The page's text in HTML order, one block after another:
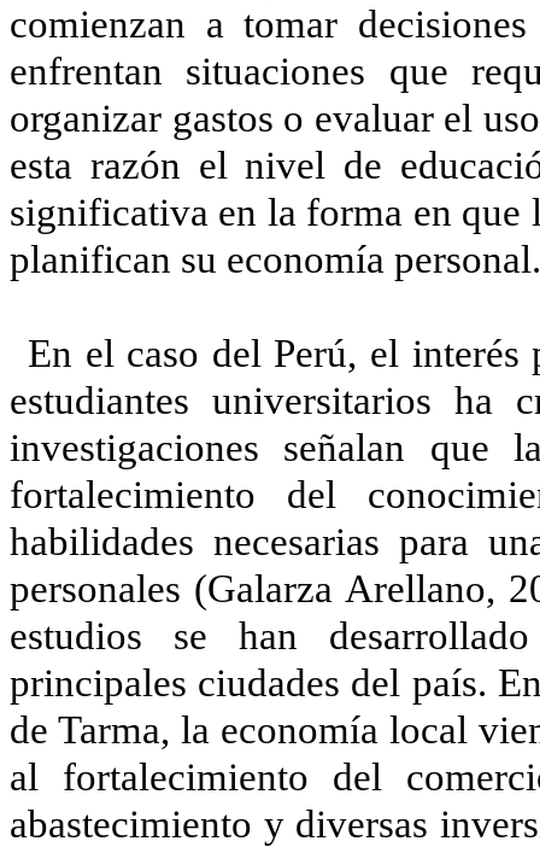
comienzan a tomar
enfrentan situaciones que
organizar gastos o evaluar el
esta razón el nivel de
significativa en la forma en que
planifican su economía personal.
En el caso del Perú, el
estudiantes universitarios ha
investigaciones señalan que
fortalecimiento del
habilidades necesarias para
personales (Galarza Arellano,
estudios se han
principales ciudades del país.
de Tarma, la economía local
al fortalecimiento del
abastecimiento y diversas